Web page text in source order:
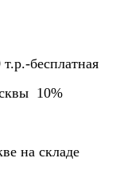
бесплатная
10%
на складе